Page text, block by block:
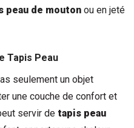
peau de mouton ou en jeté
Tapis Peau
seulement un objet
une couche de confort et
servir de tapis peau